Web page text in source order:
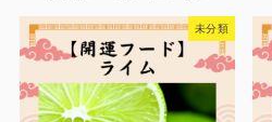
未分類